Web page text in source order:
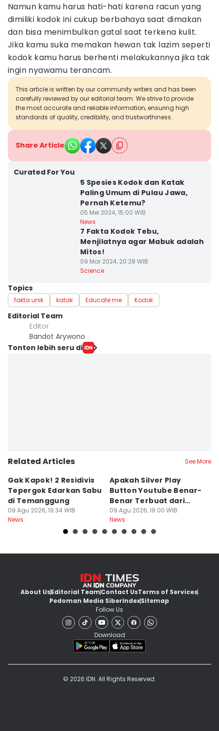
Namun kamu harus hati-hati karena racun yang
dimiliki kodok ini cukup berbahaya saat dimakan
dan bisa menimbulkan gatal saat terkena kulit.
Jika kamu suka memakan hewan tak lazim seperti
kodok kamu harus berhenti melakukannya jika tak
ingin nyawamu terancam.
This article is written by our community writers and has been
carefully reviewed by our editorial team. We strive to provide
the most accurate and reliable information, ensuring high
standards of quality, credibility, and trustworthiness.
Share Article
Curated For You
5 Spesies Kodok dan Katak
Paling Umum di Pulau Jawa,
Pernah Ketemu?
05 Mei 2024, 15:00 WIB
News
7 Fakta Kodok Tebu,
Menjilatnya agar Mabuk adalah
Mitos!
09 Mar 2024, 20:28 WIB
Science
Topics
fakta unik katak Educate me Kodok
Editorial Team
Editor
Bandot Arywono
Tonton lebih seru di
Related Articles See More
Gak Kapok! 2 Residivis
Tepergok Edarkan Sabu
di Temanggung
09 Agu 2026, 19:34 WIB
News
Apakah Silver Play
Button Youtube Benar-
Benar Terbuat dari
Perak Murni? Ini
Faktanya
09 Agu 2026, 19:00 WIB
News
About UsEditorial TeamContact UsTerms of Services
Pedoman Media SiberIndexSitemap
Follow Us
Download
© 2026 IDN. All Rights Reserved.